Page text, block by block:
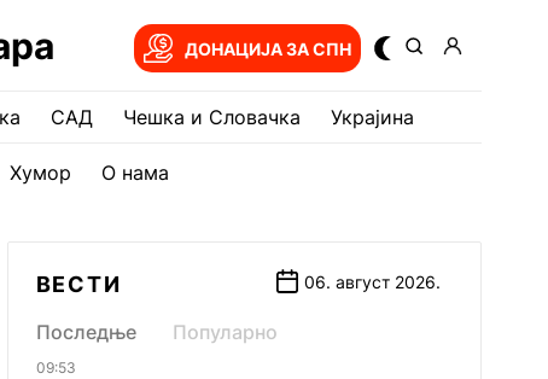
ДОНАЦИЈА ЗА СПН
САД Чешка и Словачка Украјина
Хумор О нама
ВЕСТИ 06. август 2026.
Последње Популарно
09:53